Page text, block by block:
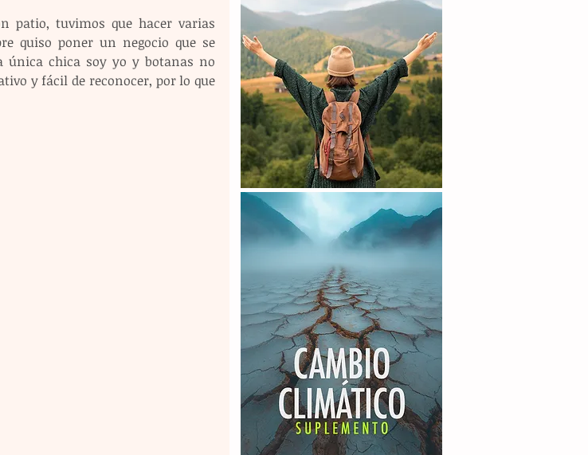
patio, tuvimos que hacer varias
quiso poner un negocio que se
única chica soy yo y botanas no
y fácil de reconocer, por lo que